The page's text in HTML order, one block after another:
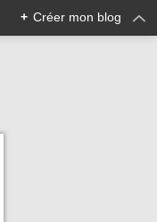
+ Créer mon blog